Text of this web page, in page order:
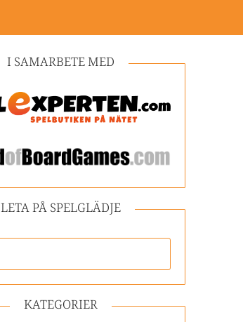
I SAMARBETE MED
LETA PÅ SPELGLÄDJE
KATEGORIER